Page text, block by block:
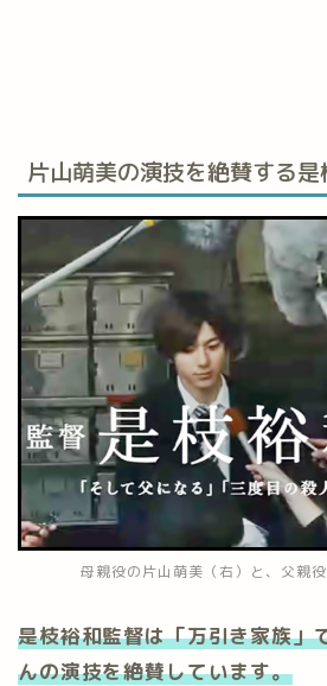
片山萌美の演技を絶賛する
母親役の片山萌美（右）と、父親役
是枝裕和監督は「万引き家族」
んの演技を絶賛しています。